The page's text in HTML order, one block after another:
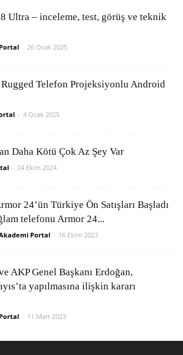
Ultra – inceleme, test, görüş ve teknik
- 26 Ocak 2025
Telefon Projeksiyonlu Android
- 4 Ocak 2025
Daha Kötü Çok Az Şey Var
- 24 Ekim 2024
24’ün Türkiye Ön Satışları Başladı
telefonu Armor 24...
Portal - 16 Ekim 2023
AKP Genel Başkanı Erdoğan,
yapılmasına ilişkin kararı
- 11 Mart 2023